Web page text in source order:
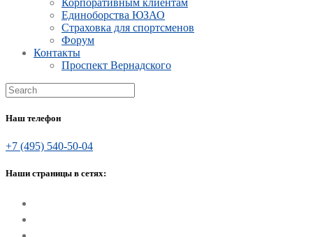
Корпоративным клиентам
Единоборства ЮЗАО
Страховка для спортсменов
Форум
Контакты
Проспект Вернадского
Наш телефон
+7 (495) 540-50-04
Наши страницы в сетях: